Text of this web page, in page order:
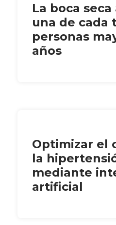
La boca
una de cada
personas
años
Optimizar el
la
mediante
artificial